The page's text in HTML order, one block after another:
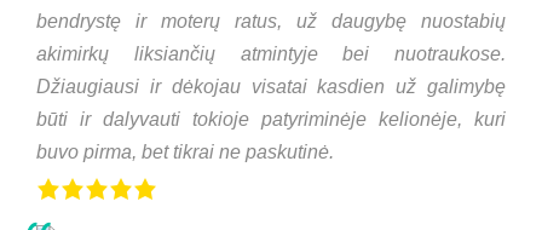
bendrystę ir moterų ratus, už daugybę nuostabių
akimirkų liksiančių atmintyje bei nuotraukose.
Džiaugiausi ir dėkojau visatai kasdien už galimybę
būti ir dalyvauti tokioje patyriminėje kelionėje, kuri
buvo pirma, bet tikrai ne paskutinė.